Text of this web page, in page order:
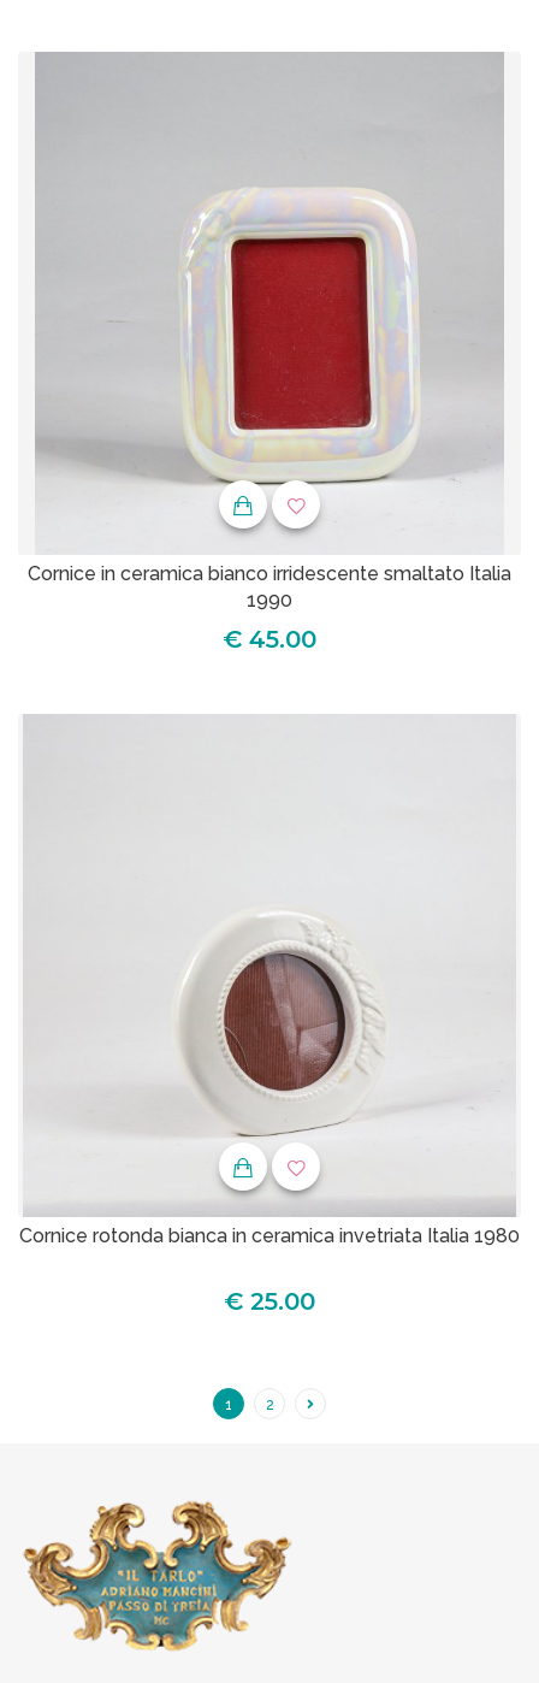
Cornice in ceramica bianco irridescente smaltato Italia
1990
€ 45.00
Cornice rotonda bianca in ceramica invetriata Italia 1980
€ 25.00
1 2